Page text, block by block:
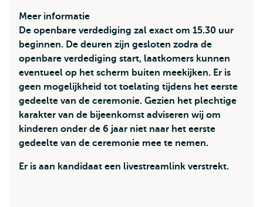
Meer informatie
De openbare verdediging zal exact om 15.30 uur
beginnen. De deuren zijn gesloten zodra de
openbare verdediging start, laatkomers kunnen
eventueel op het scherm buiten meekijken. Er is
geen mogelijkheid tot toelating tijdens het eerste
gedeelte van de ceremonie. Gezien het plechtige
karakter van de bijeenkomst adviseren wij om
kinderen onder de 6 jaar niet naar het eerste
gedeelte van de ceremonie mee te nemen.
Er is aan kandidaat een livestreamlink verstrekt.